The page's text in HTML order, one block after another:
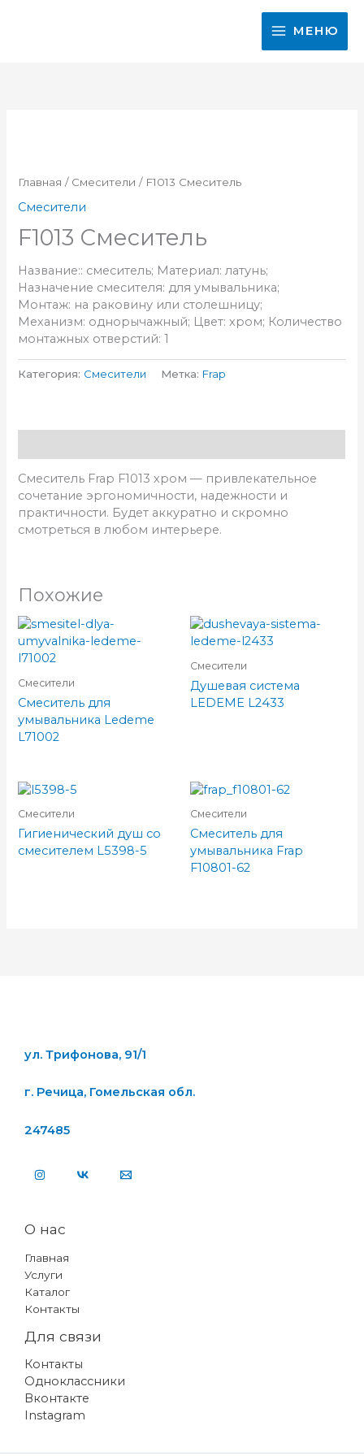
МЕНЮ
Главная / Смесители / F1013 Смеситель
Смесители
F1013 Смеситель
Название:: смеситель; Материал: латунь;
Назначение смесителя: для умывальника;
Монтаж: на раковину или столешницу;
Механизм: однорычажный; Цвет: хром; Количество
монтажных отверстий: 1
Категория: Смесители Метка: Frap
Смеситель Frap F1013 хром — привлекательное
сочетание эргономичности, надежности и
практичности. Будет аккуратно и скромно
смотреться в любом интерьере.
Похожие
Смесители
Смеситель для
умывальника Ledeme
L71002
Смесители
Душевая система
LEDEME L2433
Смесители
Гигиенический душ со
смесителем L5398-5
Смесители
Смеситель для
умывальника Frap
F10801-62
ул. Трифонова, 91/1
г. Речица, Гомельская обл.
247485
О нас
Главная
Услуги
Каталог
Контакты
Для связи
Контакты
Одноклассники
Вконтакте
Instagram